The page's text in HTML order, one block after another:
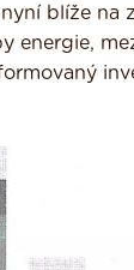
blíže na
energie,